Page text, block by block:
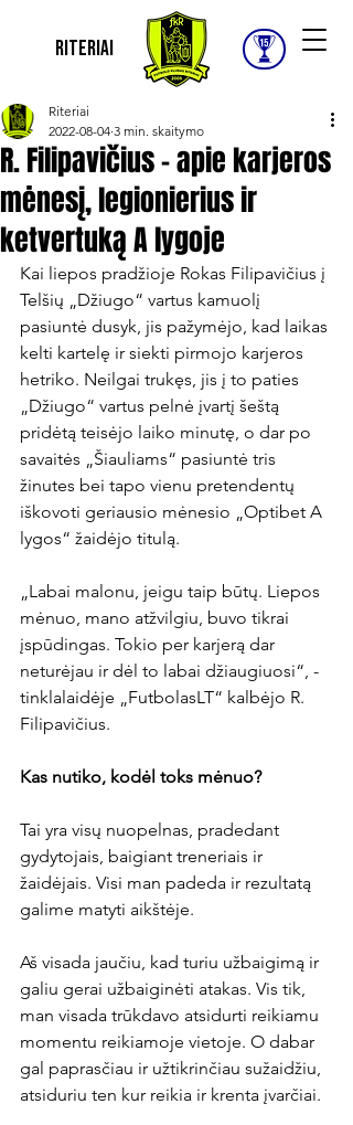
Riteriai
R. Filipavičius - apie karjeros
mėnesį, legionierius ir
ketvertuką A lygoje
Riteriai
2022-08-04 3 min. skaitymo
Kai liepos pradžioje Rokas Filipavičius į
Telšių „Džiugo“ vartus kamuolį
pasiuntė dusyk, jis pažymėjo, kad laikas
kelti kartelę ir siekti pirmojo karjeros
hetriko. Neilgai trukęs, jis į to paties
„Džiugo“ vartus pelnė įvartį šeštą
pridėtą teisėjo laiko minutę, o dar po
savaitės „Šiauliams“ pasiuntė tris
žinutes bei tapo vienu pretendentų
iškovoti geriausio mėnesio „Optibet A
lygos“ žaidėjo titulą.
„Labai malonu, jeigu taip būtų. Liepos
mėnuo, mano atžvilgiu, buvo tikrai
įspūdingas. Tokio per karjerą dar
neturėjau ir dėl to labai džiaugiuosi“, -
tinklalaidėje „FutbolasLT“ kalbėjo R.
Filipavičius.
Kas nutiko, kodėl toks mėnuo?
Tai yra visų nuopelnas, pradedant
gydytojais, baigiant treneriais ir
žaidėjais. Visi man padeda ir rezultatą
galime matyti aikštėje.
Aš visada jaučiu, kad turiu užbaigimą ir
galiu gerai užbaiginėti atakas. Vis tik,
man visada trūkdavo atsidurti reikiamu
momentu reikiamoje vietoje. O dabar
gal paprasčiau ir užtikrinčiau sužaidžiu,
atsiduriu ten kur reikia ir krenta įvarčiai.